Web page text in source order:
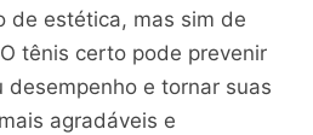
de estética, mas sim de
tênis certo pode prevenir
desempenho e tornar suas
agradáveis e